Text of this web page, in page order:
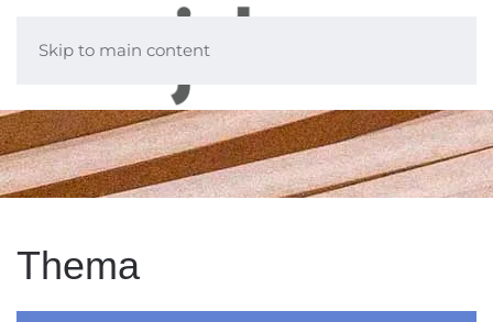
Skip to main content
Thema